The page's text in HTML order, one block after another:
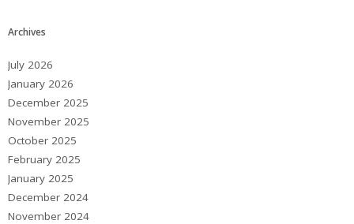
Archives
July 2026
January 2026
December 2025
November 2025
October 2025
February 2025
January 2025
December 2024
November 2024